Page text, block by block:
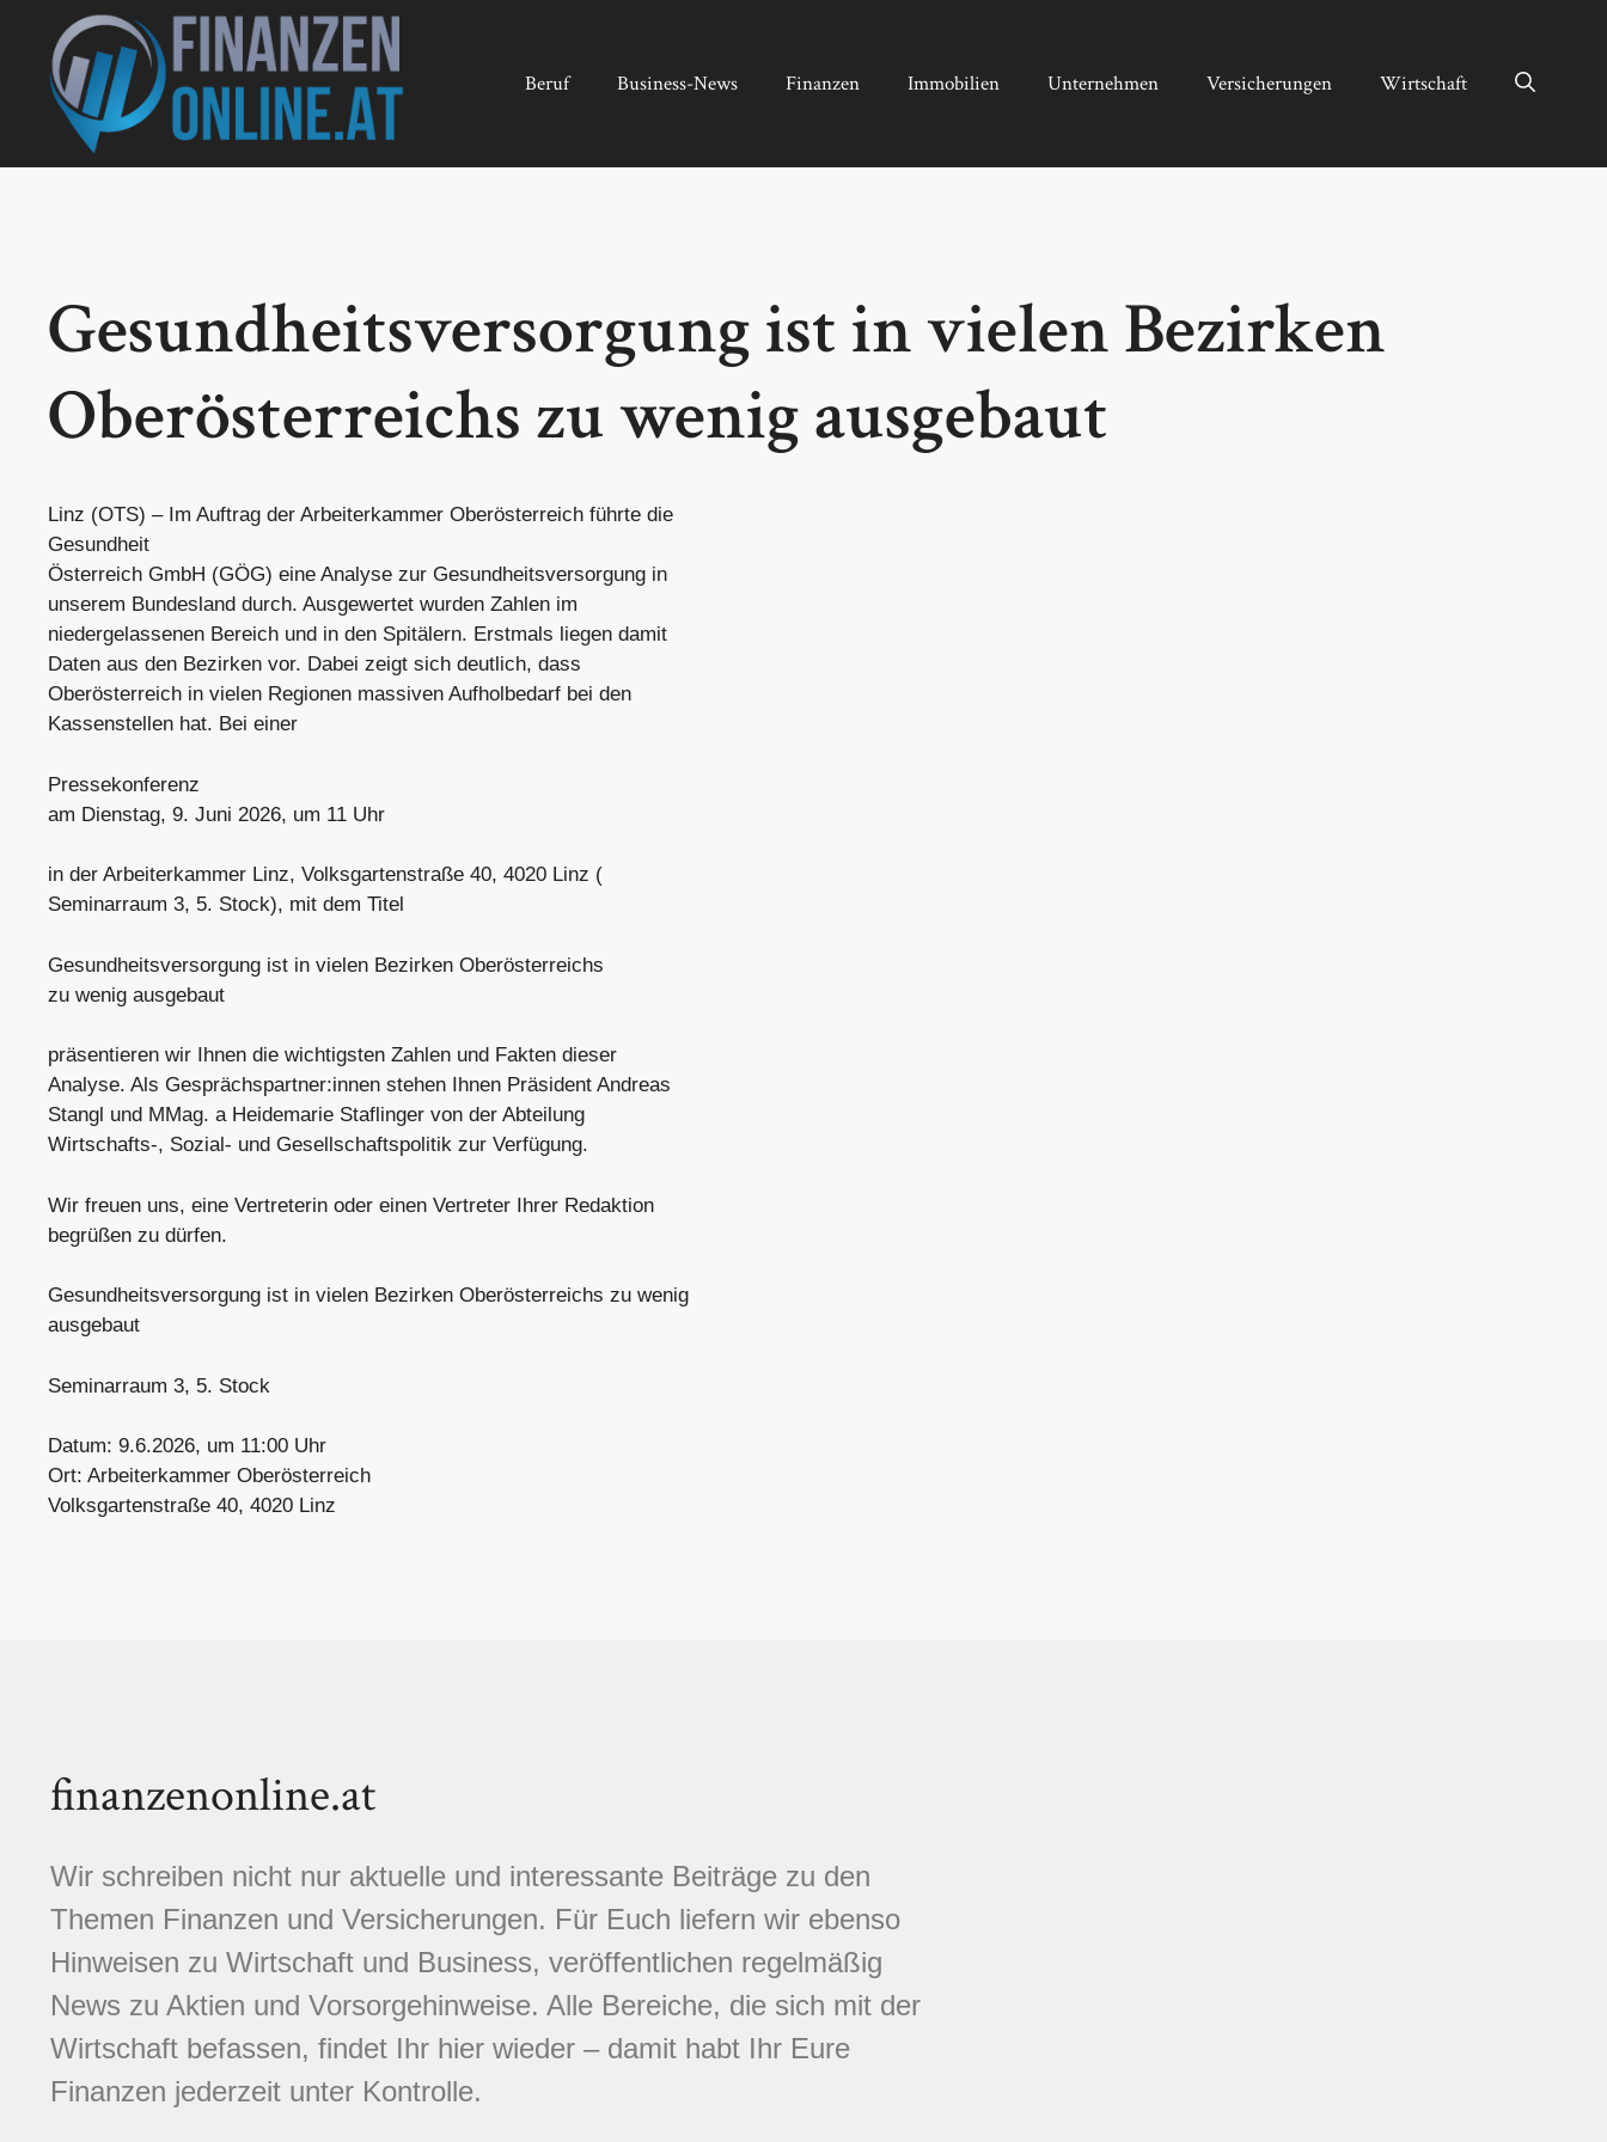
springen
Beruf Business-News Finanzen Immobilien Unternehmen Versicherungen Wirtschaft
Gesundheitsversorgung ist in vielen Bezirken
Oberösterreichs zu wenig ausgebaut
Linz (OTS) – Im Auftrag der Arbeiterkammer Oberösterreich führte die
Gesundheit
Österreich GmbH (GÖG) eine Analyse zur Gesundheitsversorgung in
unserem Bundesland durch. Ausgewertet wurden Zahlen im
niedergelassenen Bereich und in den Spitälern. Erstmals liegen damit
Daten aus den Bezirken vor. Dabei zeigt sich deutlich, dass
Oberösterreich in vielen Regionen massiven Aufholbedarf bei den
Kassenstellen hat. Bei einer
Pressekonferenz
am Dienstag, 9. Juni 2026, um 11 Uhr
in der Arbeiterkammer Linz, Volksgartenstraße 40, 4020 Linz (
Seminarraum 3, 5. Stock), mit dem Titel
Gesundheitsversorgung ist in vielen Bezirken Oberösterreichs
zu wenig ausgebaut
präsentieren wir Ihnen die wichtigsten Zahlen und Fakten dieser
Analyse. Als Gesprächspartner:innen stehen Ihnen Präsident Andreas
Stangl und MMag. a Heidemarie Staflinger von der Abteilung
Wirtschafts-, Sozial- und Gesellschaftspolitik zur Verfügung.
Wir freuen uns, eine Vertreterin oder einen Vertreter Ihrer Redaktion
begrüßen zu dürfen.
Gesundheitsversorgung ist in vielen Bezirken Oberösterreichs zu wenig
ausgebaut
Seminarraum 3, 5. Stock
Datum: 9.6.2026, um 11:00 Uhr
Ort: Arbeiterkammer Oberösterreich
Volksgartenstraße 40, 4020 Linz
finanzenonline.at
Wir schreiben nicht nur aktuelle und interessante Beiträge zu den
Themen Finanzen und Versicherungen. Für Euch liefern wir ebenso
Hinweisen zu Wirtschaft und Business, veröffentlichen regelmäßig
News zu Aktien und Vorsorgehinweise. Alle Bereiche, die sich mit der
Wirtschaft befassen, findet Ihr hier wieder – damit habt Ihr Eure
Finanzen jederzeit unter Kontrolle.